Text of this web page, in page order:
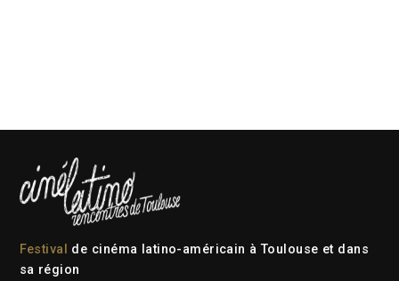
Festival
de cinéma latino-américain à Toulouse et dans
sa région